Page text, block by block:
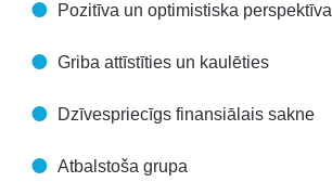
Pozitīva un optimistiska perspektīva
Griba attīstīties un kaulēties
Dzīvespriecīgs finansiālais sakne
Atbalstoša grupa